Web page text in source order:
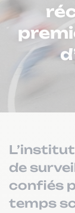
de
confiés
temps